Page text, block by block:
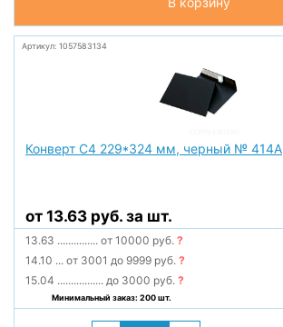
Артикул: 1057583134
Конверт С4 229*324 мм, черный № 414А
от 13.63 руб. за шт.
13.63 ............... от 10000 руб.?
14.10 ... от 3001 до 9999 руб.?
15.04 ................. до 3000 руб.?
Минимальный заказ: 200 шт.